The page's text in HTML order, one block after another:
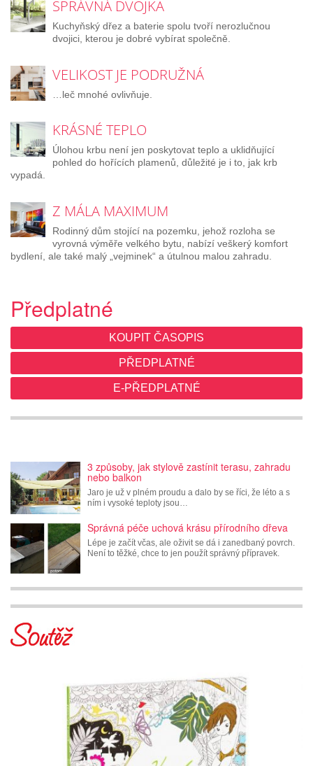
SPRÁVNÁ DVOJKA
Kuchyňský dřez a baterie spolu tvoří nerozlučnou
dvojici, kterou je dobré vybírat společně.
VELIKOST JE PODRUŽNÁ
…leč mnohé ovlivňuje.
KRÁSNÉ TEPLO
Úlohou krbu není jen poskytovat teplo a uklidňující
pohled do hořících plamenů, důležité je i to, jak krb
vypadá.
Z MÁLA MAXIMUM
Rodinný dům stojící na pozemku, jehož rozloha se
vyrovná výměře velkého bytu, nabízí veškerý komfort
bydlení, ale také malý „vejminek“ a útulnou malou zahradu.
Předplatné
KOUPIT ČASOPIS
PŘEDPLATNÉ
E-PŘEDPLATNÉ
3 způsoby, jak stylově zastínit terasu, zahradu
nebo balkon
Jaro je už v plném proudu a dalo by se říci, že léto a s
ním i vysoké teploty jsou…
Správná péče uchová krásu přírodního dřeva
Lépe je začít včas, ale oživit se dá i zanedbaný povrch.
Není to těžké, chce to jen použít správný přípravek.